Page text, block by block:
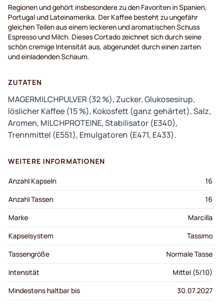
Regionen und gehört insbesondere zu den Favoriten in Spanien,
Portugal und Lateinamerika. Der Kaffee besteht zu ungefähr
gleichen Teilen aus einem leckeren und aromatischen Schuss
Espresso und Milch. Dieses Cortado zeichnet sich durch seine
schön cremige Intensität aus, abgerundet durch einen zarten
und einladenden Schaum.
ZUTATEN
MAGERMILCHPULVER (32 %), Zucker, Glukosesirup,
löslicher Kaffee (15 %), Kokosfett (ganz gehärtet), Salz,
Aromen, MILCHPROTEINE, Stabilisator (E340),
Trennmittel (E551), Emulgatoren (E471, E433).
WEITERE INFORMATIONEN
Anzahl Kapseln
16
Anzahl Tassen
16
Marke
Marcilla
Kapselsystem
Tassimo
Tassengröße
Normale Tasse
Intensität
Mittel (5/10)
Mindestens haltbar bis
30.07.2027